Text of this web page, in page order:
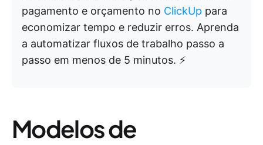
pagamento e orçamento no ClickUp para
economizar tempo e reduzir erros. Aprenda
a automatizar fluxos de trabalho passo a
passo em menos de 5 minutos. ⚡️
Modelos de